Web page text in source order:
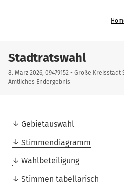
Stadtratswahl
8. März 2026, 09479152 - Große Kreisstadt
Amtliches Endergebnis
Gebietauswahl
Stimmendiagramm
Wahlbeteiligung
Stimmen tabellarisch